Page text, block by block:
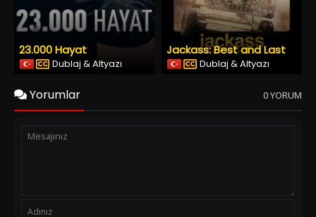
23.000 Hayat
Dublaj & Altyazı
Jackass: Best and Last
Dublaj & Altyazı
Yorumlar 0 YORUM